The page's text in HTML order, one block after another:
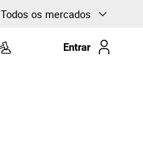
Todos os mercados
Entrar